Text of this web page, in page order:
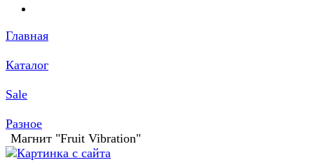
Главная
Каталог
Sale
Разное
Магнит "Fruit Vibration"